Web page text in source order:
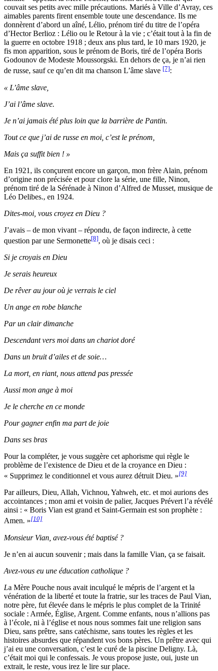
couvait ses petits avec mille précautions. Mariés à Ville d’Avray, ces
aimables parents firent ensemble toute une descendance. Ils me
donnèrent d’abord un aîné, Lélio, prénom tiré du titre de l’opéra
d’Hector Berlioz : Lélio ou le Retour à la vie ; c’était tout à la fin de
la guerre en octobre 1918 ; deux ans plus tard, le 10 mars 1920, je
fis mon apparition, sous le prénom de Boris, tiré de l’opéra Boris
Godounov de Modeste Moussorgski. En dehors de ça, je n’ai rien
de russe, sauf ce qu’en dit ma chanson L’âme slave [7]:
« L’âme slave,
J’ai l’âme slave.
Je n’ai jamais été plus loin que la barrière de Pantin.
Tout ce que j’ai de russe en moi, c’est le prénom,
Mais ça suffit bien ! »
En 1921, ils conçurent encore un garçon, mon frère Alain, prénom
d’origine non précisée et pour clore la série, une fille, Ninon,
prénom tiré de la Sérénade à Ninon d’Alfred de Musset, musique de
Léo Delibes., en 1924.
Dites-moi, vous croyez en Dieu ?
J’avais – de mon vivant – répondu, de façon indirecte, à cette
question par une Sermonette[8], où je disais ceci :
Si je croyais en Dieu
Je serais heureux
De rêver au jour où je verrais le ciel
Un ange en robe blanche
Par un clair dimanche
Descendant vers moi dans un chariot doré
Dans un bruit d’ailes et de soie…
La mort, en riant, nous attend pas pressée
Aussi mon ange à moi
Je le cherche en ce monde
Pour gagner enfin ma part de joie
Dans ses bras
Pour la compléter, je vous suggère cet aphorisme qui règle le
problème de l’existence de Dieu et de la croyance en Dieu :
« Supprimez le conditionnel et vous aurez détruit Dieu. »[9]
Par ailleurs, Dieu, Allah, Vichnou, Yahweh, etc. et moi aurions des
accointances ; mon ami et voisin de palier, Jacques Prévert l’a révélé
ainsi : « Boris Vian est grand et Saint-Germain est son prophète :
Amen. »[10]
Monsieur Vian, avez-vous été baptisé ?
Je n’en ai aucun souvenir ; mais dans la famille Vian, ça se faisait.
Avez-vous eu une éducation catholique ?
La Mère Pouche nous avait inculqué le mépris de l’argent et la
vénération de la liberté et toute la fratrie, sur les traces de Paul Vian,
notre père, fut élevée dans le mépris le plus complet de la Trinité
sociale : Armée, Église, Argent. Comme enfants, nous n’allions pas
à l’école, ni à l’église et nous nous sommes fait une religion sans
Dieu, sans prêtre, sans catéchisme, sans toutes les règles et les
histoires absurdes que répandent vos bons pères. Un prêtre avec qui
j’ai eu une conversation, c’est le curé de la piscine Deligny. Là,
c’était moi qui le confessais. Je vous propose juste, oui, juste un
extrait, le reste, vous irez le lire sur place.